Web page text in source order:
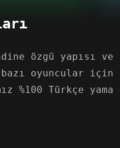
özgü yapısı
oyuncular
%100 Türkçe